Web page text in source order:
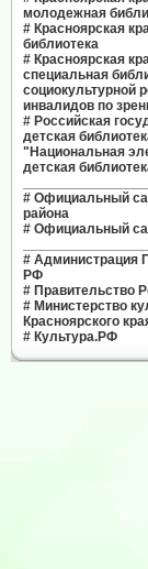
молодежная
# Красноярская
библиотека
# Красноярская
специальная
социокультурной
инвалидов по
# Российская
детская
"Национальная
детская
# Официальный
района
# Официальный
# Администрация
РФ
# Правительство
# Министерство
Красноярского
# Культура.РФ